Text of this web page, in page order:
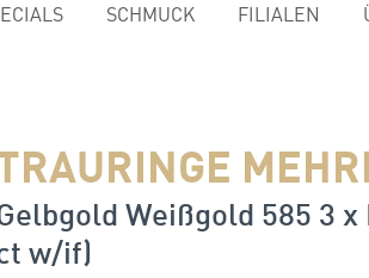
SCHMUCK FILIALEN
Weißgold 585 3 x
w/if)